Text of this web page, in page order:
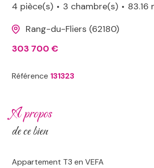
4 pièce(s)
3 chambre(s)
83.16
Rang-du-Fliers (62180)
303 700 €
Référence 131323
a propos
de ce bien
Appartement T3 en VEFA